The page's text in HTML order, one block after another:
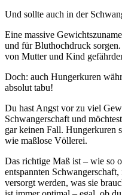
Und sollte auch in der
Eine massive
und für Bluthochdruck
von Mutter und Kind
Doch: auch Hungerkuren
absolut tabu!
Du hast Angst vor zu viel
Schwangerschaft und
gar keinen Fall. Hungerkuren
wie maßlose Völlerei.
Das richtige Maß ist – wie so
entspannten
versorgt werden, was sie